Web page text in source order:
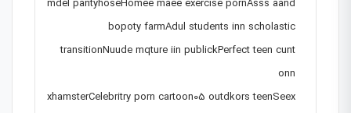
mdel pantyhoseHomee maee exercise pornAsss aand
bopoty farmAdul students inn scholastic
transitionNuude mqture iin publickPerfect teen cunt
onn
xhamsterCelebritry porn cartoon05 outdkors teenSeex